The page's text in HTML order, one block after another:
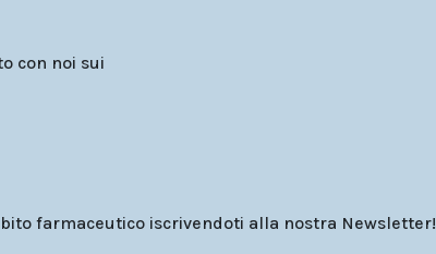
con noi sui
farmaceutico iscrivendoti alla nostra Newsletter!